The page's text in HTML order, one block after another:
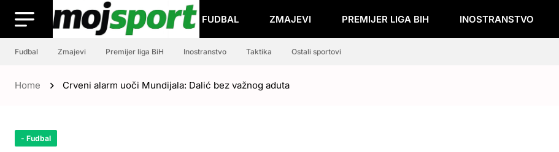
FUDBAL ZMAJEVI PREMIJER LIGA BIH INOSTRANSTVO
Fudbal Zmajevi Premijer liga BiH Inostranstvo Taktika Ostali sportovi
Home Crveni alarm uoči Mundijala: Dalić bez važnog aduta
- Fudbal